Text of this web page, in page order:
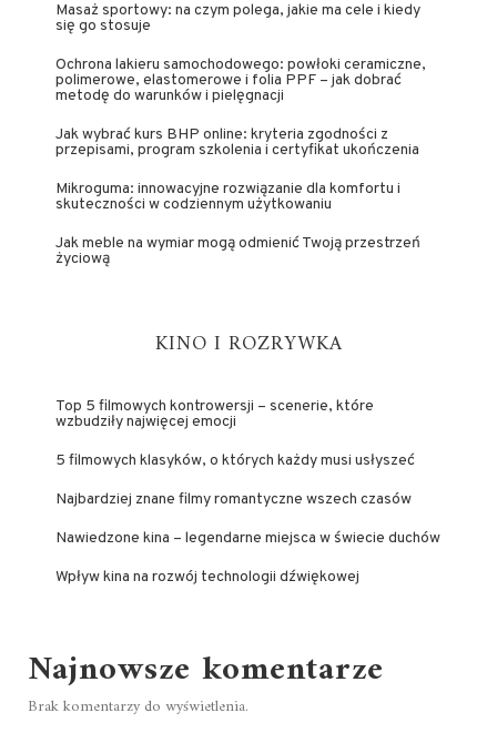
Masaż sportowy: na czym polega, jakie ma cele i kiedy
się go stosuje
Ochrona lakieru samochodowego: powłoki ceramiczne,
polimerowe, elastomerowe i folia PPF – jak dobrać
metodę do warunków i pielęgnacji
Jak wybrać kurs BHP online: kryteria zgodności z
przepisami, program szkolenia i certyfikat ukończenia
Mikroguma: innowacyjne rozwiązanie dla komfortu i
skuteczności w codziennym użytkowaniu
Jak meble na wymiar mogą odmienić Twoją przestrzeń
życiową
KINO I ROZRYWKA
Top 5 filmowych kontrowersji – scenerie, które
wzbudziły najwięcej emocji
5 filmowych klasyków, o których każdy musi usłyszeć
Najbardziej znane filmy romantyczne wszech czasów
Nawiedzone kina – legendarne miejsca w świecie duchów
Wpływ kina na rozwój technologii dźwiękowej
Najnowsze komentarze
Brak komentarzy do wyświetlenia.